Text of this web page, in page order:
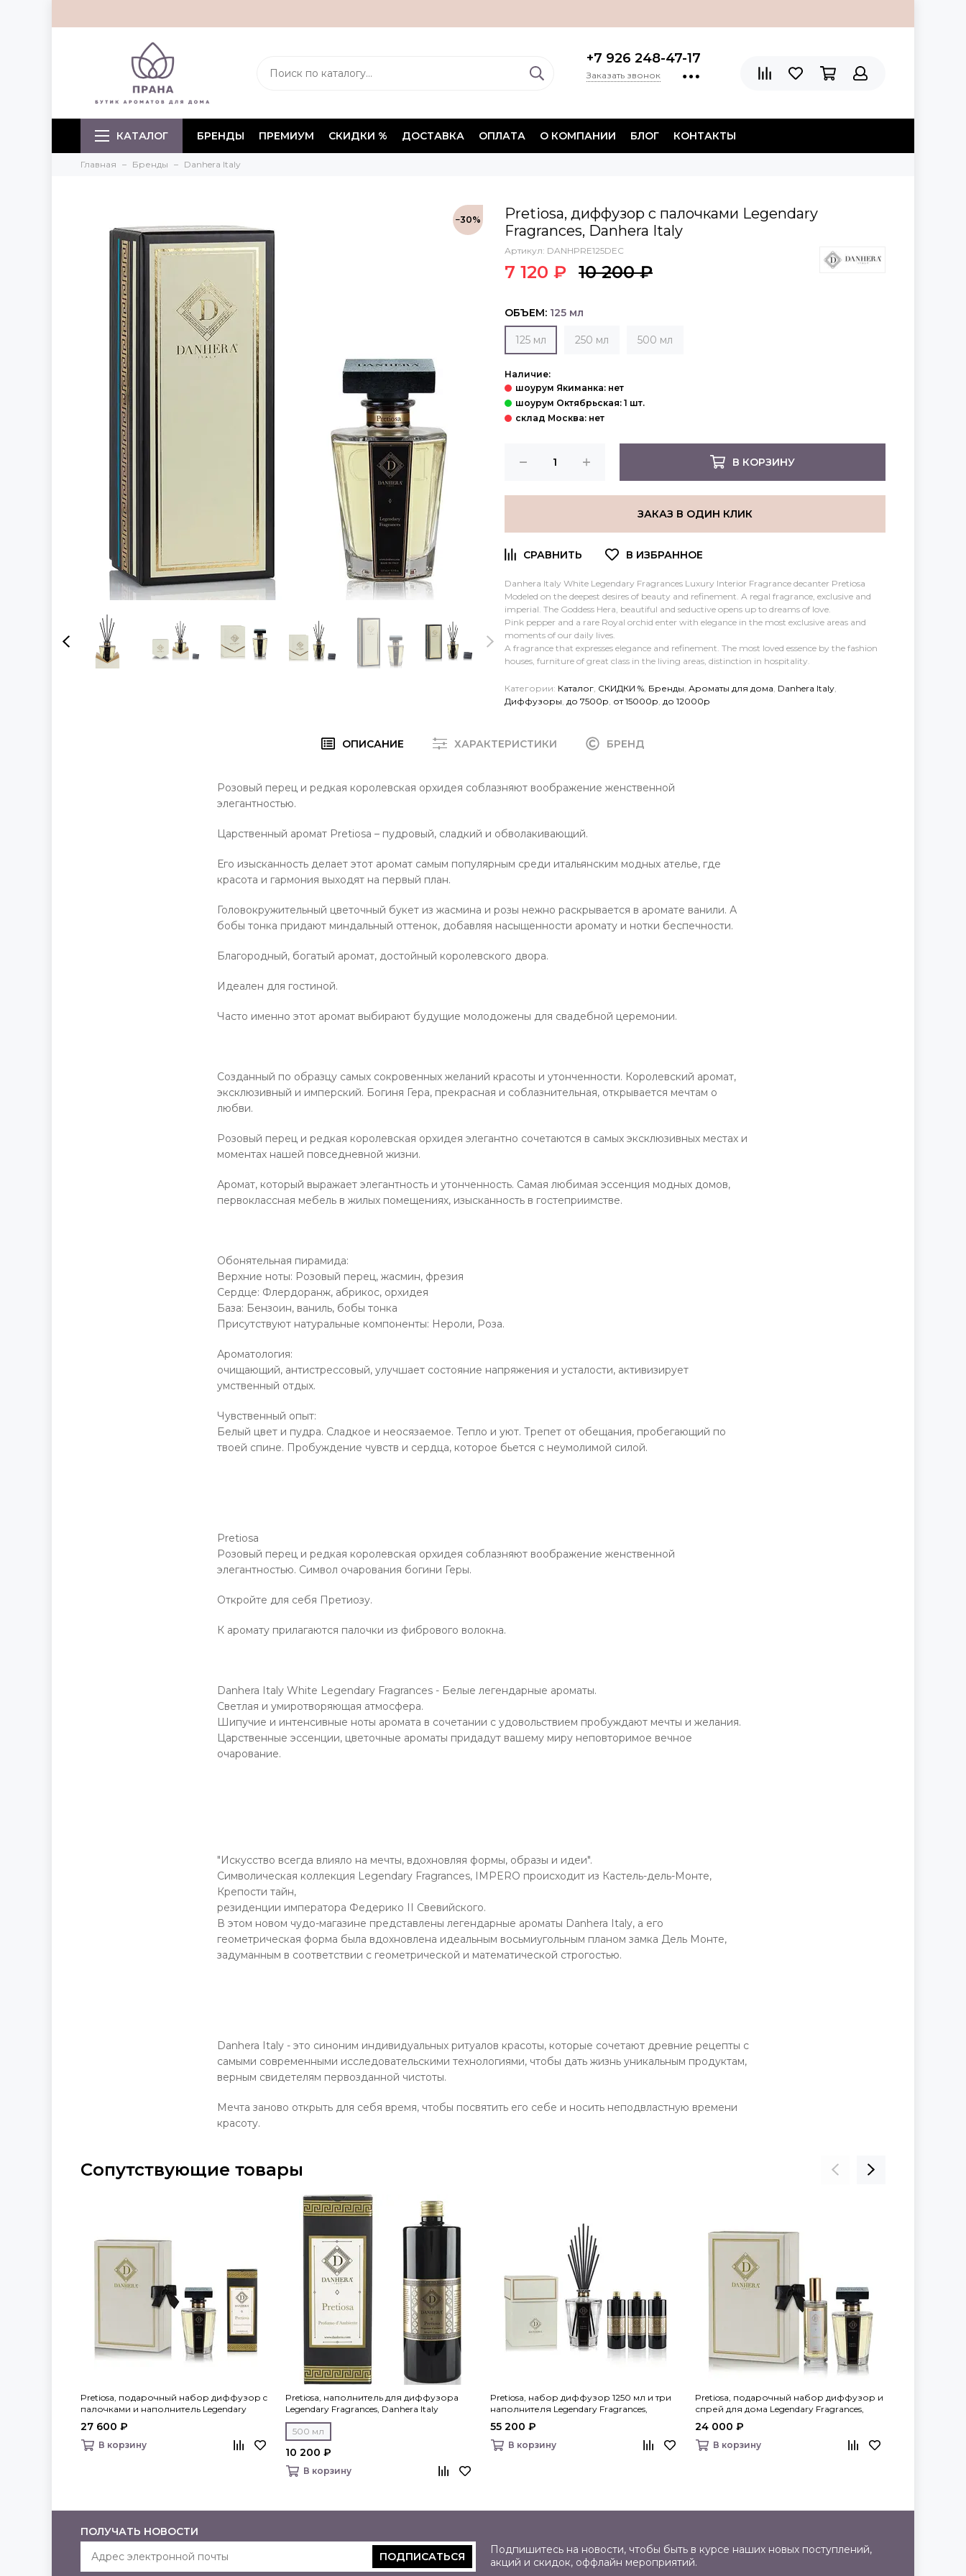
+7 926 248-47-17
Заказать звонок
КАТАЛОГ БРЕНДЫ ПРЕМИУМ СКИДКИ % ДОСТАВКА ОПЛАТА О КОМПАНИИ БЛОГ КОНТАКТЫ
Главная Бренды Danhera Italy
−30%
Pretiosa, диффузор с палочками Legendary
Fragrances, Danhera Italy
Артикул: DANHPRE125DEC
7 120 ₽ 10 200 ₽
ОБЪЕМ: 125 мл
125 мл 250 мл 500 мл
Наличие:
В КОРЗИНУ
ЗАКАЗ В ОДИН КЛИК
Danhera Italy White Legendary Fragrances Luxury Interior Fragrance decanter Pretiosa
Modeled on the deepest desires of beauty and refinement. A regal fragrance, exclusive and
imperial. The Goddess Hera, beautiful and seductive opens up to dreams of love.
Pink pepper and a rare Royal orchid enter with elegance in the most exclusive areas and
moments of our daily lives.
A fragrance that expresses elegance and refinement. The most loved essence by the fashion
houses, furniture of great class in the living areas, distinction in hospitality.
Категории: Каталог СКИДКИ % Бренды Ароматы для дома Danhera Italy
Диффузоры до 7500р от 15000р до 12000р
ОПИСАНИЕ ХАРАКТЕРИСТИКИ БРЕНД
Розовый перец и редкая королевская орхидея соблазняют воображение женственной
элегантностью.
Царственный аромат Pretiosa – пудровый, сладкий и обволакивающий.
Его изысканность делает этот аромат самым популярным среди итальянским модных ателье, где
красота и гармония выходят на первый план.
Головокружительный цветочный букет из жасмина и розы нежно раскрывается в аромате ванили. А
бобы тонка придают миндальный оттенок, добавляя насыщенности аромату и нотки беспечности.
Благородный, богатый аромат, достойный королевского двора.
Идеален для гостиной.
Часто именно этот аромат выбирают будущие молодожены для свадебной церемонии.
Созданный по образцу самых сокровенных желаний красоты и утонченности. Королевский аромат,
эксклюзивный и имперский. Богиня Гера, прекрасная и соблазнительная, открывается мечтам о
любви.
Розовый перец и редкая королевская орхидея элегантно сочетаются в самых эксклюзивных местах и
моментах нашей повседневной жизни.
Аромат, который выражает элегантность и утонченность. Самая любимая эссенция модных домов,
первоклассная мебель в жилых помещениях, изысканность в гостеприимстве.
Обонятельная пирамида:
Верхние ноты: Розовый перец, жасмин, фрезия
Сердце: Флердоранж, абрикос, орхидея
База: Бензоин, ваниль, бобы тонка
Присутствуют натуральные компоненты: Нероли, Роза.
Ароматология:
очищающий, антистрессовый, улучшает состояние напряжения и усталости, активизирует
умственный отдых.
Чувственный опыт:
Белый цвет и пудра. Сладкое и неосязаемое. Тепло и уют. Трепет от обещания, пробегающий по
твоей спине. Пробуждение чувств и сердца, которое бьется с неумолимой силой.
Pretiosa
Розовый перец и редкая королевская орхидея соблазняют воображение женственной
элегантностью. Символ очарования богини Геры.
Откройте для себя Претиозу.
К аромату прилагаются палочки из фибрового волокна.
Danhera Italy White Legendary Fragrances - Белые легендарные ароматы.
Светлая и умиротворяющая атмосфера.
Шипучие и интенсивные ноты аромата в сочетании с удовольствием пробуждают мечты и желания.
Царственные эссенции, цветочные ароматы придадут вашему миру неповторимое вечное
очарование.
"Искусство всегда влияло на мечты, вдохновляя формы, образы и идеи".
Символическая коллекция Legendary Fragrances, IMPERO происходит из Кастель-дель-Монте,
Крепости тайн,
резиденции императора Федерико II Свевийского.
В этом новом чудо-магазине представлены легендарные ароматы Danhera Italy, а его
геометрическая форма была вдохновлена идеальным восьмиугольным планом замка Дель Монте,
задуманным в соответствии с геометрической и математической строгостью.
Danhera Italy - это синоним индивидуальных ритуалов красоты, которые сочетают древние рецепты с
самыми современными исследовательскими технологиями, чтобы дать жизнь уникальным продуктам,
верным свидетелям первозданной чистоты.
Мечта заново открыть для себя время, чтобы посвятить его себе и носить неподвластную времени
красоту.
Сопутствующие товары
Pretiosa, подарочный набор диффузор c
палочками и наполнитель Legendary
27 600 ₽
В корзину
Pretiosa, наполнитель для диффузора
Legendary Fragrances, Danhera Italy
500 мл
10 200 ₽
В корзину
Pretiosa, набор диффузор 1250 мл и три
наполнителя Legendary Fragrances,
55 200 ₽
В корзину
Pretiosa, подарочный набор диффузор и
спрей для дома Legendary Fragrances,
24 000 ₽
В корзину
ПОЛУЧАТЬ НОВОСТИ
ПОДПИСАТЬСЯ
Подпишитесь на новости, чтобы быть в курсе наших новых поступлений,
акций и скидок, оффлайн мероприятий.